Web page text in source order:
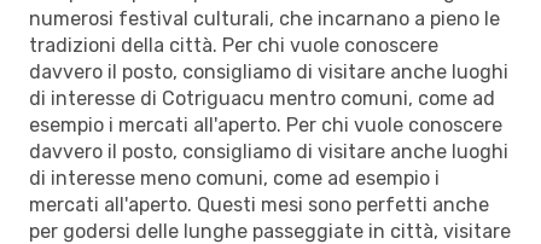
numerosi festival culturali, che incarnano a pieno le
tradizioni della città. Per chi vuole conoscere
davvero il posto, consigliamo di visitare anche luoghi
di interesse di Cotriguacu mentro comuni, come ad
esempio i mercati all'aperto. Per chi vuole conoscere
davvero il posto, consigliamo di visitare anche luoghi
di interesse meno comuni, come ad esempio i
mercati all'aperto. Questi mesi sono perfetti anche
per godersi delle lunghe passeggiate in città, visitare